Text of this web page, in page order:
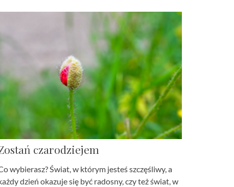
czarodziejem
wybierasz? Świat, w którym jesteś szczęśliwy, a
dzień okazuje się być radosny, czy też świat, w